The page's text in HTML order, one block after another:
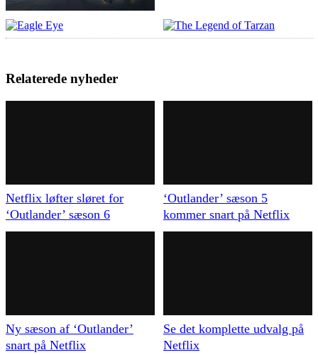
Relaterede nyheder
Netflix løfter sløret for
‘Outlander’ sæson 6
‘Outlander’ sæson 5
kommer snart på Netflix
Ny sæson af ‘Outlander’
snart på Netflix
Se det komplette udvalg på
Netflix